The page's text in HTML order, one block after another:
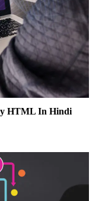
HTML In Hindi